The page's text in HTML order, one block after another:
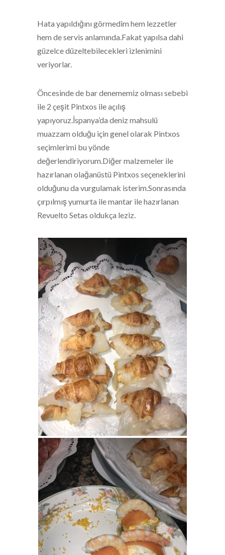
Hata yapıldığını görmedim hem lezzetler
hem de servis anlamında.Fakat yapılsa dahi
güzelce düzeltebilecekleri izlenimini
veriyorlar.
Öncesinde de bar denememiz olması sebebi
ile 2 çeşit Pintxos ile açılış
yapıyoruz.İspanya’da deniz mahsulü
muazzam olduğu için genel olarak Pintxos
seçimlerimi bu yönde
değerlendiriyorum.Diğer malzemeler ile
hazırlanan olağanüstü Pintxos seçeneklerini
olduğunu da vurgulamak isterim.Sonrasında
çırpılmış yumurta ile mantar ile hazırlanan
Revuelto Setas oldukça leziz.